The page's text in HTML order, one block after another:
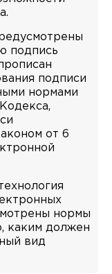
подпись
подписи
нормами
от 6
нормы
каким должен
вид